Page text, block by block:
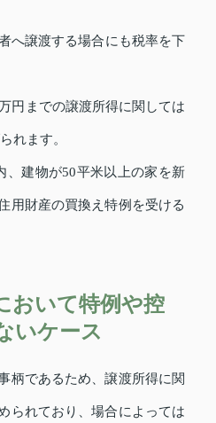
へ譲渡する場合にも税率を下
円までの譲渡所得に関しては
れます。
、建物が50平米以上の家を新
用財産の買換え特例を受ける
おいて特例や控
いケース
柄であるため、譲渡所得に関
られており、場合によっては